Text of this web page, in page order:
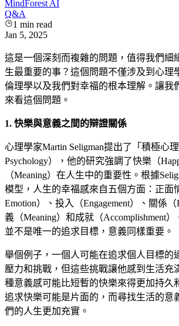
MindForest AI
Q&A
1 min read
Jan 5, 2025
這是一個深刻而複雜的問題，值得我們細
生最重要的事？這個問題不僅涉及到心理
倫理學以及我們對幸福的根本理解。讓我
來看這個問題。
1. 快樂與意義之間的辯證關係
心理學家Martin Seligman提出了「積極心
Psychology），他的研究強調了快樂（
（Meaning）在人生中的重要性。根據
模型，人生的幸福感來自五個方面：正面
Emotion）、投入（Engagement）、關係（
義（Meaning）和成就（Accomplishment
並不是唯一的追求目標，意義同樣重要。
舉個例子，一個人可能在追求個人目標的
壓力和挑戰，但這些挑戰讓他感到生活充
種意義感可能比短暫的快樂來得更加持久
追求快樂可能是片面的，而尋找生活的意
們的人生更加充實。